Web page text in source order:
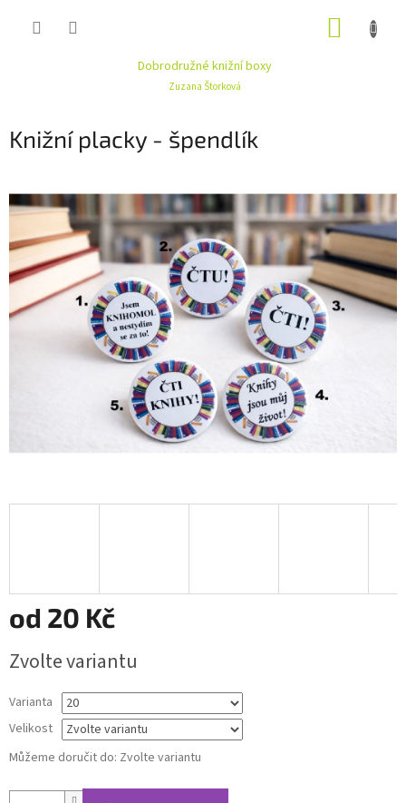
Dobrodružné knižní boxy
Zuzana Štorková
Knižní placky - špendlík
od 20 Kč
cena:
Zvolte variantu
Varianta
Velikost
Můžeme doručit do: Zvolte variantu